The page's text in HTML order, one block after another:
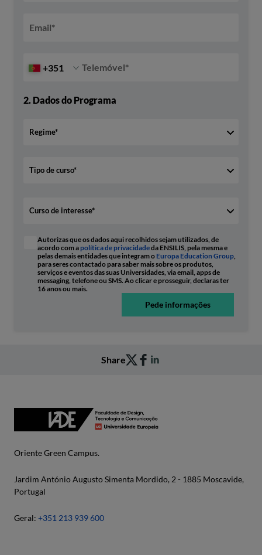
Email*
+351 Telemóvel*
2. Dados do Programa
Autorizas que os dados aqui recolhidos sejam utilizados, de
acordo com apolítica de privacidadeda ENSILIS, pela mesma e
pelas demais entidades que integram o Europa Education Group
para seres contactado para saber mais sobre os produtos,
serviços e eventos das suas Universidades, via email, apps de
messaging, telefone ou SMS. Ao clicar e prosseguir, declaras ter
16 anos ou mais.
Pede informações
Share
Oriente Green Campus.
Jardim António Augusto Simenta Mordido, 2 - 1885 Moscavide,
Portugal
Geral: +351 213 939 600